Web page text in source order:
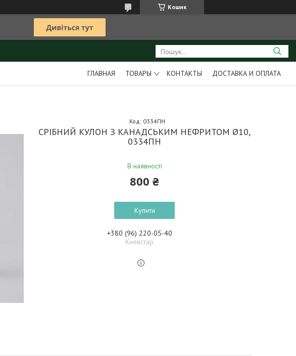
Кошик
ГЛАВНАЯ ТОВАРЫ КОНТАКТЫ ДОСТАВКА И ОПЛАТА
СРІБНИЙ КУЛОН З КАНАДСЬКИМ НЕФРИТОМ Ø10,
0334ПН
В наявності
Код: 0334ПН
800 ₴
Купити
+380 (96) 220-05-40
Киевстар